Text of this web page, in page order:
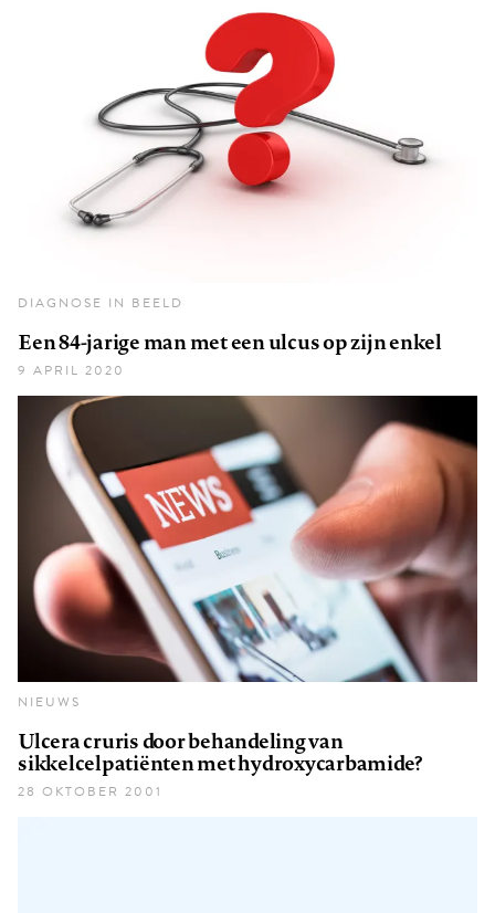
DIAGNOSE IN BEELD
Een 84-jarige man met een ulcus op zijn enkel
9 APRIL 2020
NIEUWS
Ulcera cruris door behandeling van
sikkelcelpatiënten met hydroxycarbamide?
28 OKTOBER 2001